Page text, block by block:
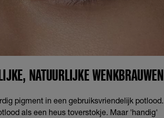
NATUURLIJKE WENKBRAUWEN
pigment in een gebruiksvriendelijk potlood.
als een heus toverstokje. Maar 'handig'